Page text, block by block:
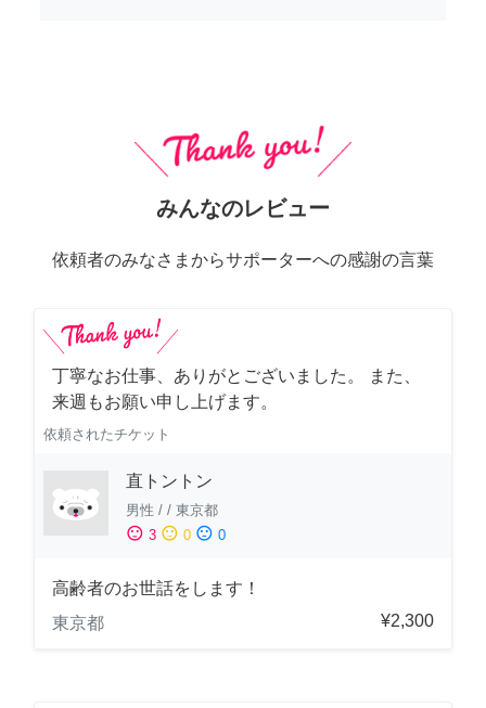
みんなのレビュー
依頼者のみなさまからサポーターへの感謝の言葉
丁寧なお仕事、ありがとございました。 また、
来週もお願い申し上げます。
依頼されたチケット
直トントン
男性 / / 東京都
sentiment_satisfied 3 sentiment_neutral 0 sentiment_dissatisfied 0
高齢者のお世話をします！
東京都
¥2,300